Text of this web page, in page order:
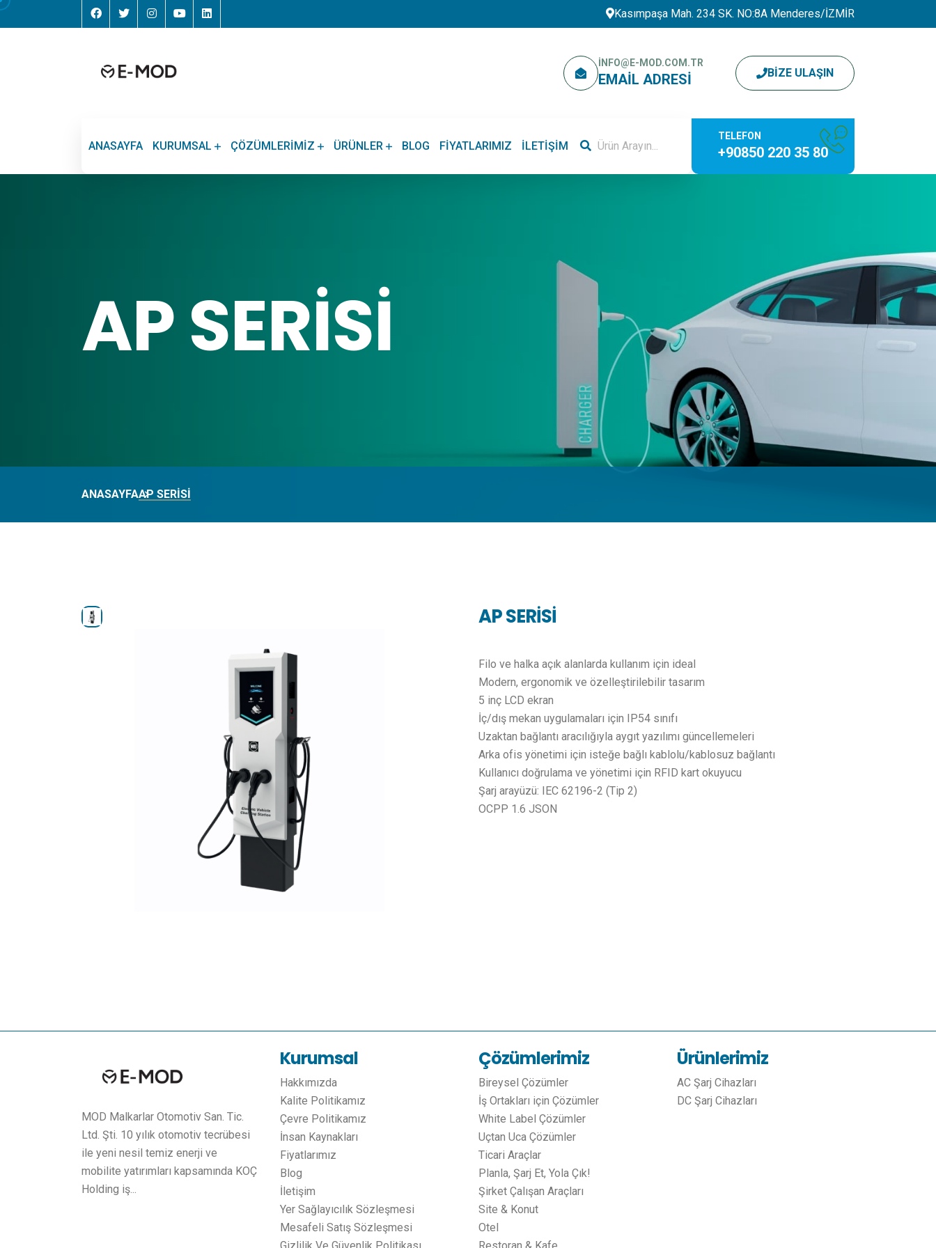
Kasımpaşa Mah. 234 SK. NO:8A Menderes/İZMİR
INFO@E-MOD.COM.TR
EMAIL ADRESI BIZE ULAŞIN
ANASAYFA KURUMSAL ÇÖZÜMLERIMIZ ÜRÜNLER BLOG FIYATLARIMIZ İLETIŞIM
TELEFON
+90850 220 35 80
AP SERİSİ
ANASAYFAAP SERİSİ
AP SERİSİ
Filo ve halka açık alanlarda kullanım için ideal
Modern, ergonomik ve özelleştirilebilir tasarım
5 inç LCD ekran
İç/dış mekan uygulamaları için IP54 sınıfı
Uzaktan bağlantı aracılığıyla aygıt yazılımı güncellemeleri
Arka ofis yönetimi için isteğe bağlı kablolu/kablosuz bağlantı
Kullanıcı doğrulama ve yönetimi için RFID kart okuyucu
Şarj arayüzü: IEC 62196-2 (Tip 2)
OCPP 1.6 JSON
MOD Malkarlar Otomotiv San. Tic.
Ltd. Şti. 10 yılık otomotiv tecrübesi
ile yeni nesil temiz enerji ve
mobilite yatırımları kapsamında KOÇ
Holding iş...
Kurumsal
Hakkımızda
Kalite Politikamız
Çevre Politikamız
İnsan Kaynakları
Fiyatlarımız
Blog
İletişim
Yer Sağlayıcılık Sözleşmesi
Mesafeli Satış Sözleşmesi
Çözümlerimiz
Bireysel Çözümler
İş Ortakları için Çözümler
White Label Çözümler
Uçtan Uca Çözümler
Ticari Araçlar
Planla, Şarj Et, Yola Çık!
Şirket Çalışan Araçları
Site & Konut
Otel
Ürünlerimiz
AC Şarj Cihazları
DC Şarj Cihazları